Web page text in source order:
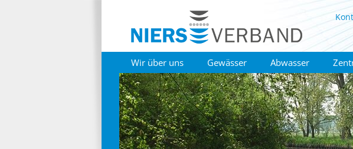
Wir über uns Gewässer Abwasser